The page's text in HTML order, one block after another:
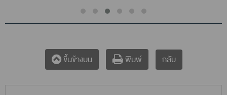
ขึ้นข้างบน พิมพ์ กลับ